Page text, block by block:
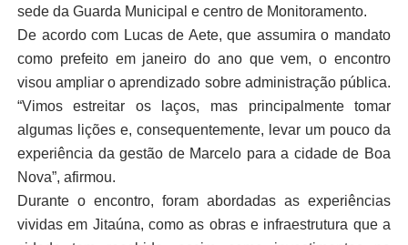
sede da Guarda Municipal e centro de Monitoramento.
De acordo com Lucas de Aete, que assumira o mandato
como prefeito em janeiro do ano que vem, o encontro
visou ampliar o aprendizado sobre administração pública.
“Vimos estreitar os laços, mas principalmente tomar
algumas lições e, consequentemente, levar um pouco da
experiência da gestão de Marcelo para a cidade de Boa
Nova”, afirmou.
Durante o encontro, foram abordadas as experiências
vividas em Jitaúna, como as obras e infraestrutura que a